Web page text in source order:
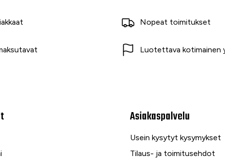
Nopeat toimitukset
Luotettava kotimainen
Asiakaspalvelu
Usein kysytyt kysymykset
Tilaus- ja toimitusehdot